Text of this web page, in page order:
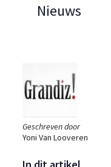
Nieuws
Geschreven door
Yoni Van Looveren